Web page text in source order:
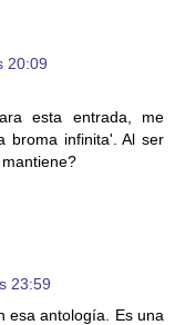
20:09
esta entrada, me
broma infinita'. Al ser
23:59
esa antología. Es una